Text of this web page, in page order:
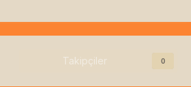
Takipçiler 0